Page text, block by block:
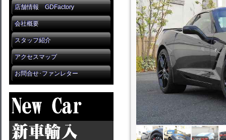
店舗情報 GDFactory
会社概要
スタッフ紹介
アクセスマップ
お問合せ･ファンレター